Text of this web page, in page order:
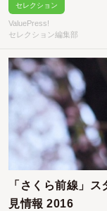
セレクション
ValuePress!
セレクション編集部
「さくら前線」
見情報 2016